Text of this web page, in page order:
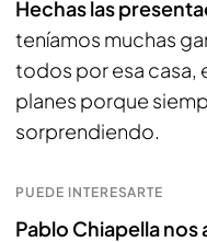
Hechas las
teníamos muchas
todos por esa casa,
planes porque
sorprendiendo.
PUEDE INTERESARTE
Pablo Chiapella nos